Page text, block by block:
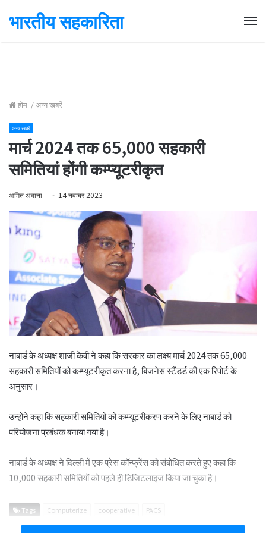
भारतीय सहकारिता
होम /अन्य खबरें
अन्य खबरें
मार्च 2024 तक 65,000 सहकारी
समितियां होंगी कम्प्यूटरीकृत
अमित अवाना 14 नवम्बर 2023
नाबार्ड के अध्यक्ष शाजी केवी ने कहा कि सरकार का लक्ष्य मार्च 2024 तक 65,000
सहकारी समितियों को कम्प्यूटरीकृत करना है, बिजनेस स्टैंडर्ड की एक रिपोर्ट के
अनुसार।
उन्होंने कहा कि सहकारी समितियों को कम्प्यूटरीकरण करने के लिए नाबार्ड को
परियोजना प्रबंधक बनाया गया है।
नाबार्ड के अध्यक्ष ने दिल्ली में एक प्रेस कॉन्फ्रेंस को संबोधित करते हुए कहा कि
10,000 सहकारी समितियों को पहले ही डिजिटलाइज किया जा चुका है।
Tags Computerize cooperative PACS